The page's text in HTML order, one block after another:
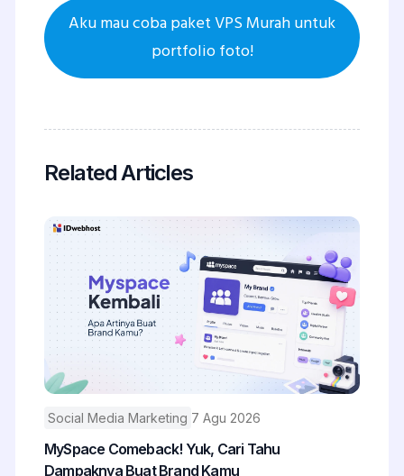
Aku mau coba paket VPS Murah untuk
portfolio foto!
Related Articles
Social Media Marketing 7 Agu 2026
MySpace Comeback! Yuk, Cari Tahu
Dampaknya Buat Brand Kamu